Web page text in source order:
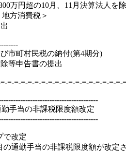
万円超の10月、11月決算法人を
方消費税＞
市町村民税の納付(第4期分)
等申告書の提出
=-=-=-=-=-=-=-=-=-=-=-=-=-=-=-=-=-
手当の非課税限度額改定
で改定
通勤手当の非課税限度額が改定